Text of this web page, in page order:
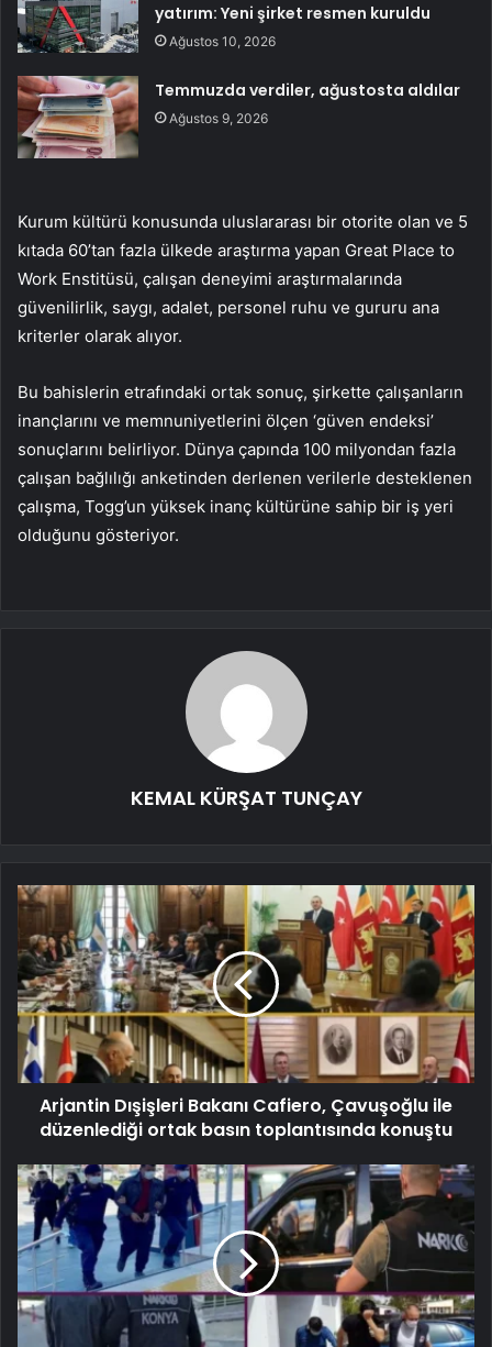
yatırım: Yeni şirket resmen kuruldu
Ağustos 10, 2026
Temmuzda verdiler, ağustosta aldılar
Ağustos 9, 2026
Kurum kültürü konusunda uluslararası bir otorite olan ve 5
kıtada 60’tan fazla ülkede araştırma yapan Great Place to
Work Enstitüsü, çalışan deneyimi araştırmalarında
güvenilirlik, saygı, adalet, personel ruhu ve gururu ana
kriterler olarak alıyor.
Bu bahislerin etrafındaki ortak sonuç, şirkette çalışanların
inançlarını ve memnuniyetlerini ölçen ‘güven endeksi’
sonuçlarını belirliyor. Dünya çapında 100 milyondan fazla
çalışan bağlılığı anketinden derlenen verilerle desteklenen
çalışma, Togg’un yüksek inanç kültürüne sahip bir iş yeri
olduğunu gösteriyor.
KEMAL KÜRŞAT TUNÇAY
Arjantin Dışişleri Bakanı Cafiero, Çavuşoğlu ile
düzenlediği ortak basın toplantısında konuştu